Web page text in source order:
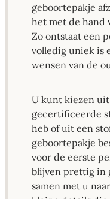
geboortepakje
het met de hand
Zo ontstaat een
volledig uniek is
wensen van de
U kunt kiezen
gecertificeerde
heb of uit een
geboortepakje
voor de eerste
blijven prettig in
samen met u